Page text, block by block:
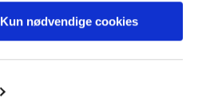
Kun nødvendige cookies